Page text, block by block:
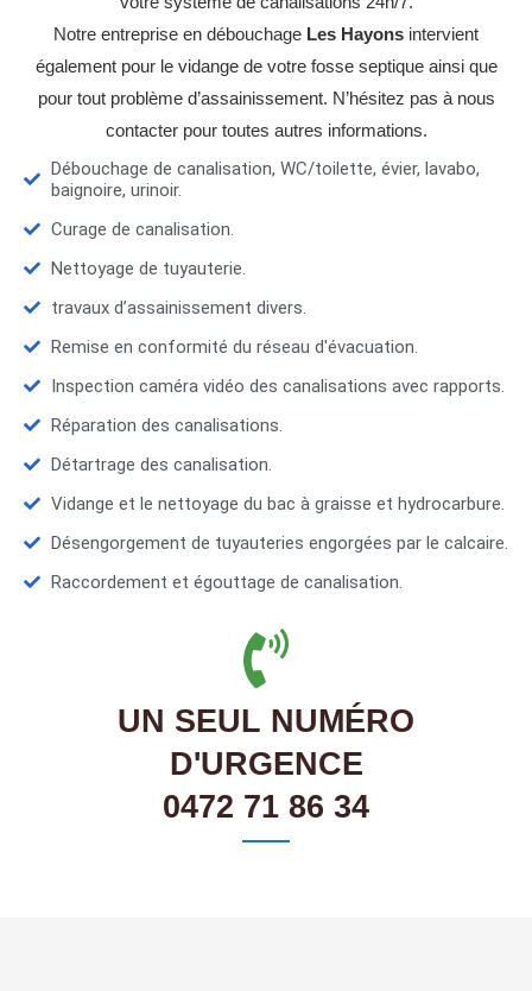
Notre entreprise en débouchage Les Hayons intervient
également pour le vidange de votre fosse septique ainsi que
pour tout problème d’assainissement. N’hésitez pas à nous
contacter pour toutes autres informations.
Débouchage de canalisation, WC/toilette, évier, lavabo,
baignoire, urinoir.
Curage de canalisation.
Nettoyage de tuyauterie.
travaux d’assainissement divers.
Remise en conformité du réseau d'évacuation.
Inspection caméra vidéo des canalisations avec rapports.
Réparation des canalisations.
Détartrage des canalisation.
Vidange et le nettoyage du bac à graisse et hydrocarbure.
Désengorgement de tuyauteries engorgées par le calcaire.
Raccordement et égouttage de canalisation.
UN SEUL NUMÉRO
D'URGENCE
0472 71 86 34